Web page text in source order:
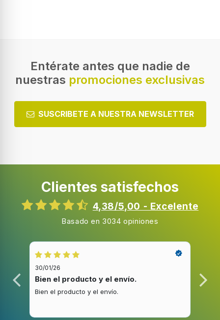
Entérate antes que nadie de
nuestras promociones exclusivas
SUSCRIBETE A NUESTRA NEWSLETTER
Clientes satisfechos
4,38/5,00 - Excelente
Basado en 3034 opiniones
30/01/26
Bien el producto y el envío.
Bien el producto y el envío.